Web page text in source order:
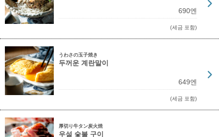
690엔
(세금 포함)
うわさの玉子焼き
두꺼운 계란말이
649엔
(세금 포함)
厚切り牛タン炭火焼
우설 숯불 구이